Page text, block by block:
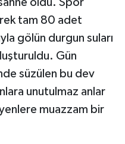
tam 80 adet
gölün durgun suları
Gün
süzülen bu dev
unutulmaz anlar
muazzam bir